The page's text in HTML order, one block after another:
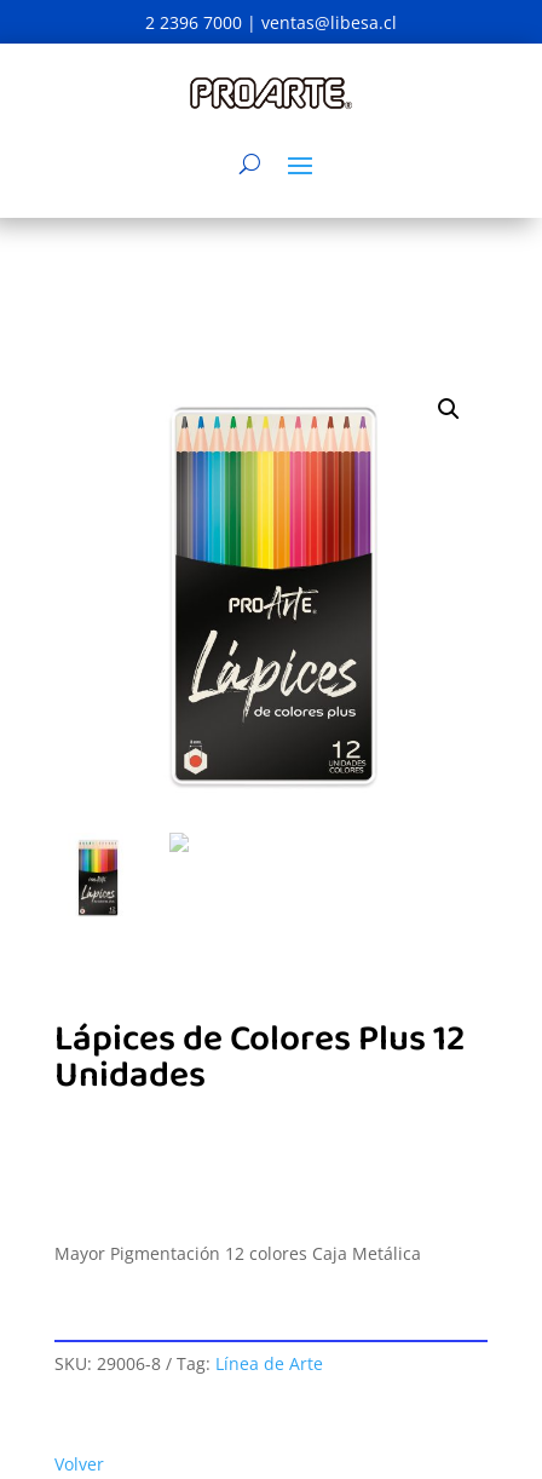
2 2396 7000 | ventas@libesa.cl
Lápices de Colores Plus 12
Unidades
Mayor Pigmentación 12 colores Caja Metálica
SKU: 29006-8 Tag: Línea de Arte
Volver